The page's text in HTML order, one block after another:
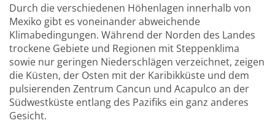
Durch die verschiedenen Höhenlagen innerhalb von
Mexiko gibt es voneinander abweichende
Klimabedingungen. Während der Norden des Landes
trockene Gebiete und Regionen mit Steppenklima
sowie nur geringen Niederschlägen verzeichnet, zeigen
die Küsten, der Osten mit der Karibikküste und dem
pulsierenden Zentrum Cancun und Acapulco an der
Südwestküste entlang des Pazifiks ein ganz anderes
Gesicht.